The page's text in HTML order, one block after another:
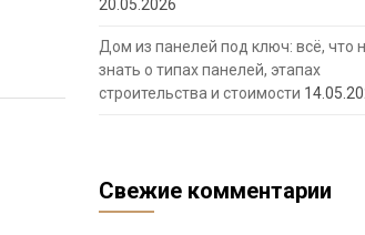
20.05.2026
Дом из панелей под ключ: всё, что
знать о типах панелей, этапах
строительства и стоимости
Свежие комментарии